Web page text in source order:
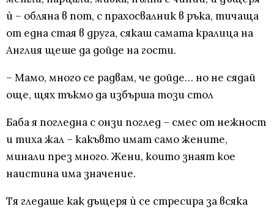
ѝ – обляна в пот, с прахосвалник в ръка, тичаща
от една стая в друга, сякаш самата кралица на
Англия щеше да дойде на гости.
– Мамо, много се радвам, че дойде… но не сядай
още, щях тъкмо да избърша този стол
Баба я погледна с онзи поглед – смес от нежност
и тиха жал – какъвто имат само жените,
минали през много. Жени, които знаят кое
наистина има значение.
Тя гледаше как дъщеря ѝ се стресира за всяка